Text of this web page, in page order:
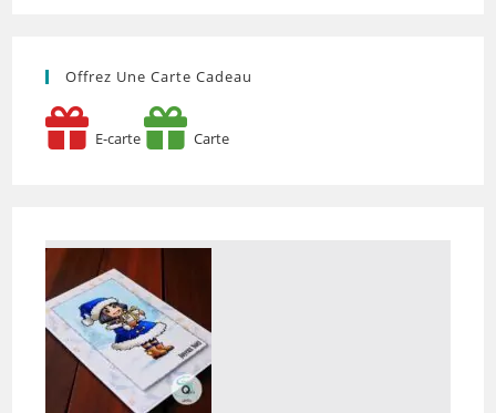
Offrez Une Carte Cadeau
E-carte Carte